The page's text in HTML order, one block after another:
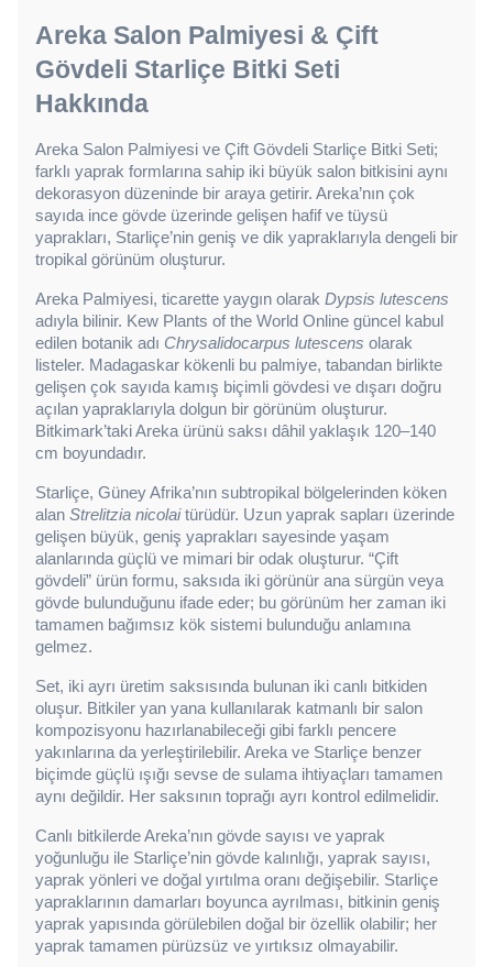
Areka Salon Palmiyesi & Çift
Gövdeli Starliçe Bitki Seti
Hakkında
Areka Salon Palmiyesi ve Çift Gövdeli Starliçe Bitki Seti;
farklı yaprak formlarına sahip iki büyük salon bitkisini aynı
dekorasyon düzeninde bir araya getirir. Areka’nın çok
sayıda ince gövde üzerinde gelişen hafif ve tüysü
yaprakları, Starliçe’nin geniş ve dik yapraklarıyla dengeli bir
tropikal görünüm oluşturur.
Areka Palmiyesi, ticarette yaygın olarak Dypsis lutescens
adıyla bilinir. Kew Plants of the World Online güncel kabul
edilen botanik adı Chrysalidocarpus lutescens olarak
listeler. Madagaskar kökenli bu palmiye, tabandan birlikte
gelişen çok sayıda kamış biçimli gövdesi ve dışarı doğru
açılan yapraklarıyla dolgun bir görünüm oluşturur.
Bitkimark’taki Areka ürünü saksı dâhil yaklaşık 120–140
cm boyundadır.
Starliçe, Güney Afrika’nın subtropikal bölgelerinden köken
alan Strelitzia nicolai türüdür. Uzun yaprak sapları üzerinde
gelişen büyük, geniş yaprakları sayesinde yaşam
alanlarında güçlü ve mimari bir odak oluşturur. “Çift
gövdeli” ürün formu, saksıda iki görünür ana sürgün veya
gövde bulunduğunu ifade eder; bu görünüm her zaman iki
tamamen bağımsız kök sistemi bulunduğu anlamına
gelmez.
Set, iki ayrı üretim saksısında bulunan iki canlı bitkiden
oluşur. Bitkiler yan yana kullanılarak katmanlı bir salon
kompozisyonu hazırlanabileceği gibi farklı pencere
yakınlarına da yerleştirilebilir. Areka ve Starliçe benzer
biçimde güçlü ışığı sevse de sulama ihtiyaçları tamamen
aynı değildir. Her saksının toprağı ayrı kontrol edilmelidir.
Canlı bitkilerde Areka’nın gövde sayısı ve yaprak
yoğunluğu ile Starliçe’nin gövde kalınlığı, yaprak sayısı,
yaprak yönleri ve doğal yırtılma oranı değişebilir. Starliçe
yapraklarının damarları boyunca ayrılması, bitkinin geniş
yaprak yapısında görülebilen doğal bir özellik olabilir; her
yaprak tamamen pürüzsüz ve yırtıksız olmayabilir.